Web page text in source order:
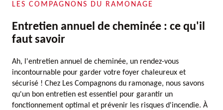
LES COMPAGNONS DU RAMONAGE
Entretien annuel de cheminée : ce qu'il
faut savoir
Ah, l'entretien annuel de cheminée, un rendez-vous
incontournable pour garder votre foyer chaleureux et
sécurisé ! Chez Les Compagnons du ramonage, nous savons
qu'un bon entretien est essentiel pour garantir un
fonctionnement optimal et prévenir les risques d'incendie. À